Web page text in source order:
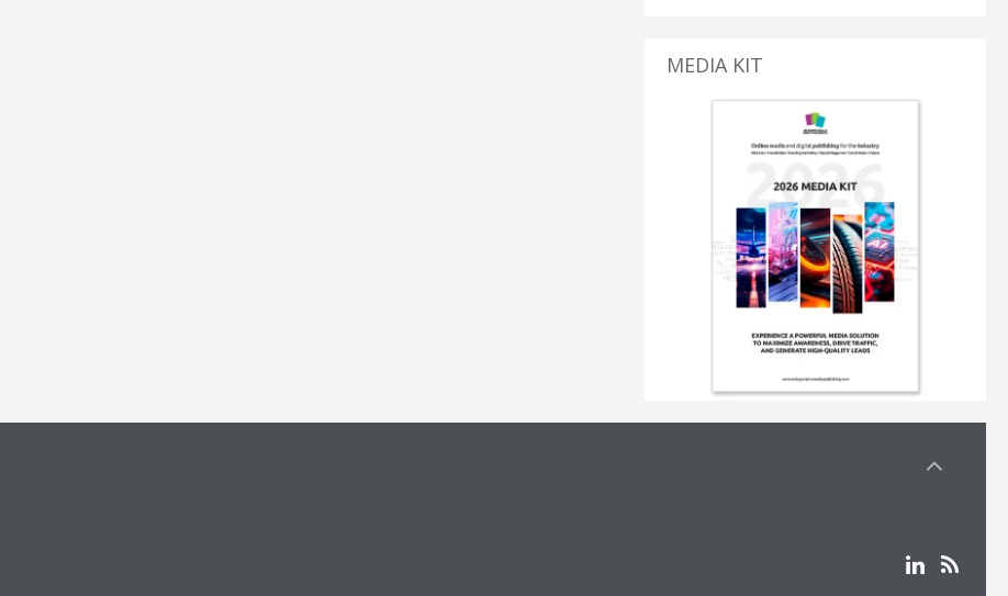
MEDIA KIT